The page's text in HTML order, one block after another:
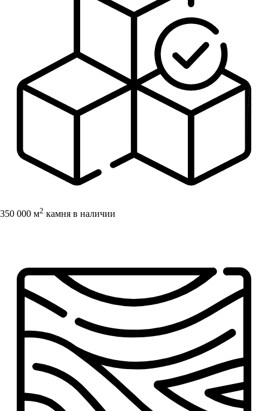
350 000 м2 камня в наличии